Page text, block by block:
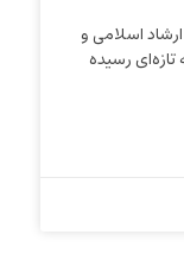
اسلامی و
تازه‌ای رسیده